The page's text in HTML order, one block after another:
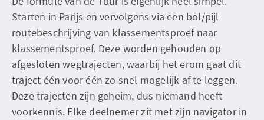
Starten in Parijs en vervolgens via een bol/pijl
routebeschrijving van klassementsproef naar
klassementsproef. Deze worden gehouden op
afgesloten wegtrajecten, waarbij het erom gaat dit
traject één voor één zo snel mogelijk af te leggen.
Deze trajecten zijn geheim, dus niemand heeft
voorkennis. Elke deelnemer zit met zijn navigator in